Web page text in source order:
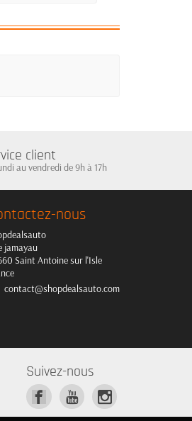
client
au vendredi de 9h à 17h
nous
jamayau
Saint Antoine sur l'Isle
contact@shopdealsauto.com
Suivez-nous